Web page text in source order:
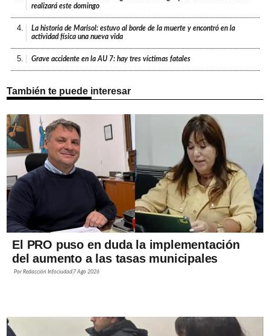
realizará este domingo
4.
La historia de Marisol: estuvo al borde de la muerte y encontró en la
actividad física una nueva vida
5. Grave accidente en la AU 7: hay tres víctimas fatales
También te puede interesar
El PRO puso en duda la implementación
del aumento a las tasas municipales
PorRedacción Infociudad 7 Ago 2026